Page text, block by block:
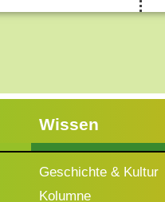
Wissen
Geschichte & Kultur
Kolumne